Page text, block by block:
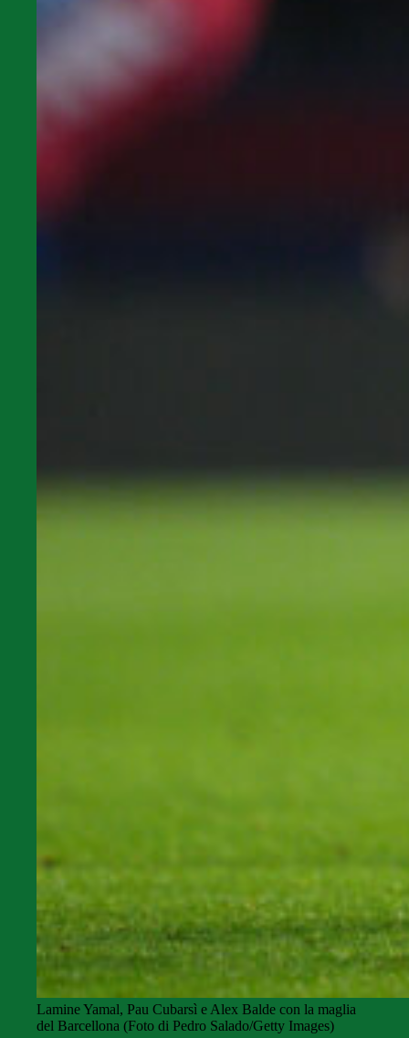
Lamine Yamal, Pau Cubarsì e Alex Balde con la maglia
del Barcellona (Foto di Pedro Salado/Getty Images)